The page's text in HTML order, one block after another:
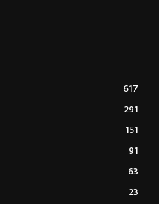
617
291
151
91
63
23